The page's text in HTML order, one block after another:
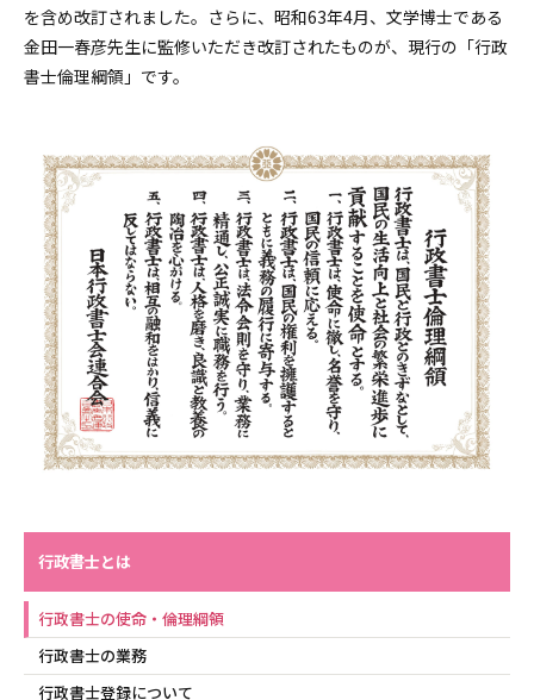
を含め改訂されました。さらに、昭和63年4月、文学博士である
金田一春彦先生に監修いただき改訂されたものが、現行の「行政
書士倫理綱領」です。
行政書士とは
行政書士の使命・倫理綱領
行政書士の業務
行政書士登録について